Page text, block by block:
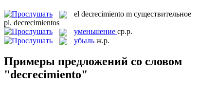
el decrecimiento m существительное
pl. decrecimientos
уменьшение ср.р.
убыль ж.р.
Примеры предложений со словом
"decrecimiento"